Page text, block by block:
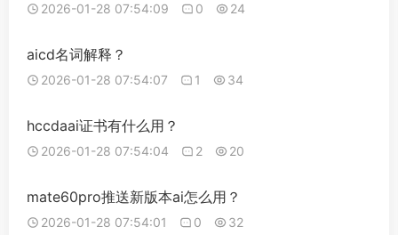
2026-01-28 07:54:09 0 24
aicd名词解释？
2026-01-28 07:54:07 1 34
hccdaai证书有什么用？
2026-01-28 07:54:04 2 20
mate60pro推送新版本ai怎么用？
2026-01-28 07:54:01 0 32